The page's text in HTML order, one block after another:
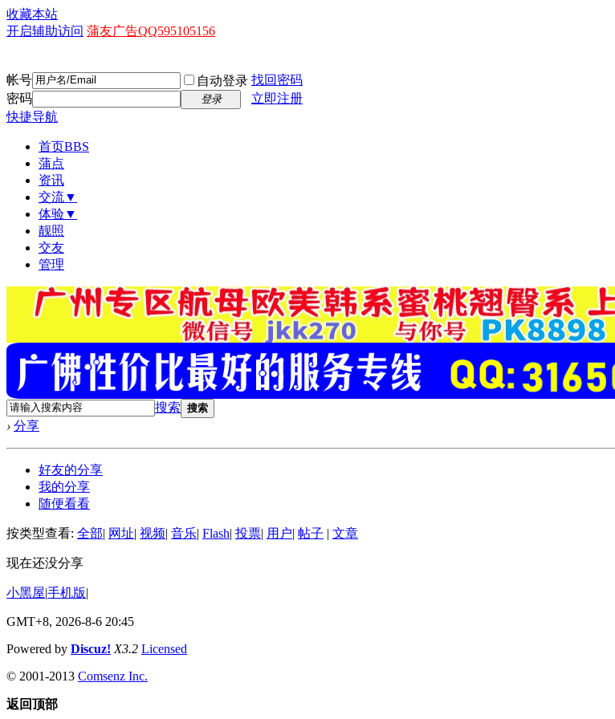
收藏本站
开启辅助访问 蒲友广告QQ595105156
帐号 自动登录 找回密码
密码
登录
立即注册
快捷导航
首页BBS
蒲点
资讯
交流▼
体验▼
靓照
交友
管理
搜索 搜索
› 分享
好友的分享
我的分享
随便看看
按类型查看: 全部| 网址| 视频| 音乐| Flash| 投票| 用户| 帖子 | 文章
现在还没分享
小黑屋|手机版|
GMT+8, 2026-8-6 20:45
Powered by Discuz! X3.2 Licensed
© 2001-2013 Comsenz Inc.
返回顶部